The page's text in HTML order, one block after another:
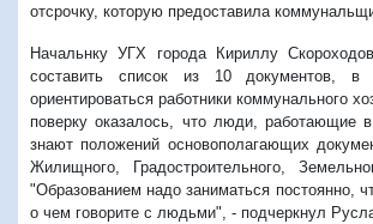
отсрочку, которую предоставила
Начальнку УГХ города Кириллу
составить список из 10 документов, в
ориентироваться работники коммунального
поверку оказалось, что люди, работающие
знают положений основополагающих
Жилищного, Градостроительного,
"Образованием надо заниматься постоянно,
о чем говорите с людьми", - подчеркнул